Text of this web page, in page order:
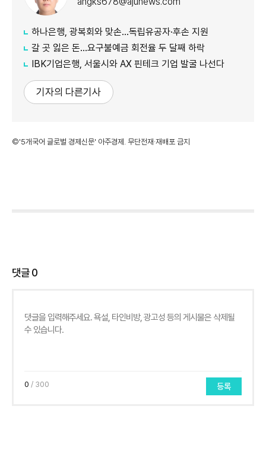
하나은행, 광복회와 맞손…독립유공자·후손 지원
갈 곳 잃은 돈…요구불예금 회전율 두 달째 하락
IBK기업은행, 서울시와 AX 핀테크 기업 발굴 나선다
기자의 다른기사
©'5개국어 글로벌 경제신문' 아주경제. 무단전재·재배포 금지
댓글0
0 / 300 등록